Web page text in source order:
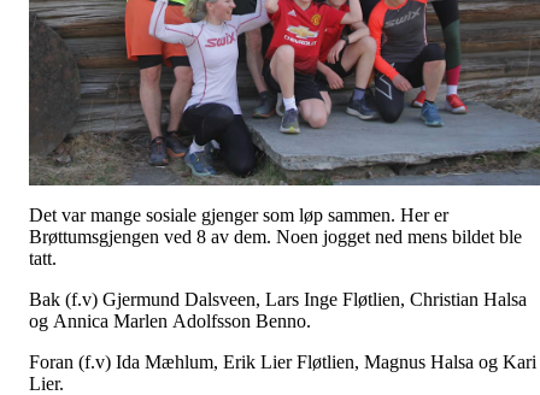
Det var mange sosiale gjenger som løp sammen. Her er
Brøttumsgjengen ved 8 av dem. Noen jogget ned mens bildet ble
tatt.
Bak (f.v) Gjermund Dalsveen, Lars Inge Fløtlien, Christian Halsa
og Annica Marlen Adolfsson Benno.
Foran (f.v) Ida Mæhlum, Erik Lier Fløtlien, Magnus Halsa og Kari
Lier.